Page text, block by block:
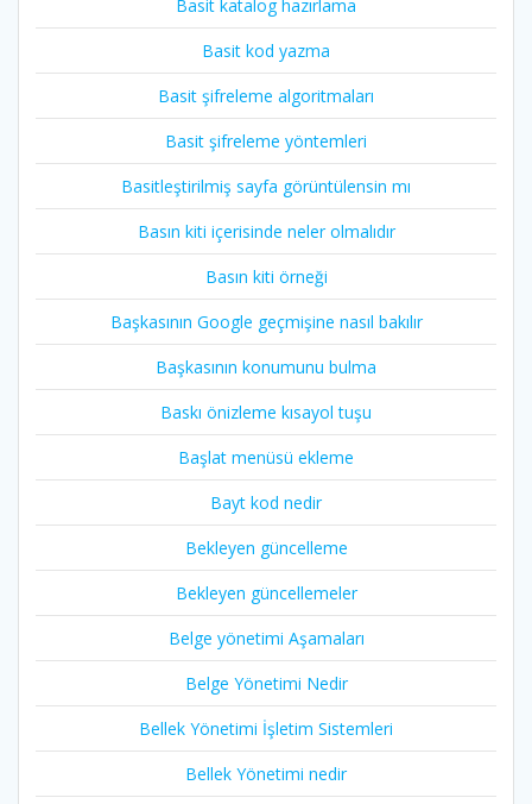
Basit katalog hazırlama
Basit kod yazma
Basit şifreleme algoritmaları
Basit şifreleme yöntemleri
Basitleştirilmiş sayfa görüntülensin mı
Basın kiti içerisinde neler olmalıdır
Basın kiti örneği
Başkasının Google geçmişine nasıl bakılır
Başkasının konumunu bulma
Baskı önizleme kısayol tuşu
Başlat menüsü ekleme
Bayt kod nedir
Bekleyen güncelleme
Bekleyen güncellemeler
Belge yönetimi Aşamaları
Belge Yönetimi Nedir
Bellek Yönetimi İşletim Sistemleri
Bellek Yönetimi nedir